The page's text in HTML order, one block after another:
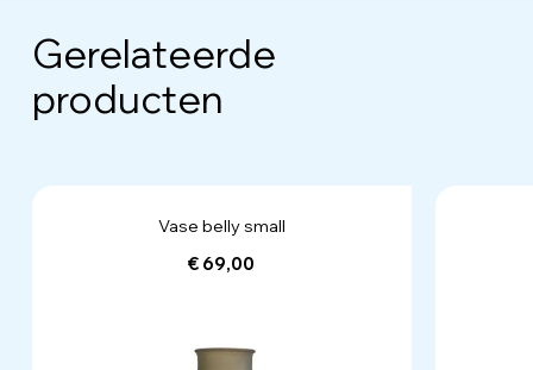
Gerelateerde
producten
Vase belly small
€ 69,00